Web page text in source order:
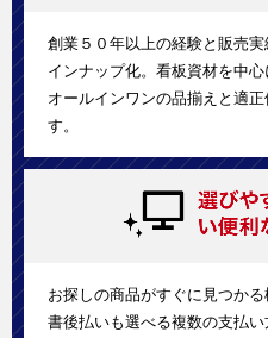
創業５０年以上の経験と販売
インナップ化。看板資材を中
オールインワンの品揃えと適
す。
お探しの商品がすぐに見つか
書後払いも選べる複数の支払